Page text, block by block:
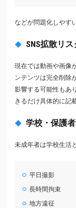
などが問題化しやす
SNS拡散リス
現在では動画や画像
ンテンツは完全削除
影響する可能性もあ
きるだけ具体的に記
学校・保護
未成年者は学校生活
平日撮影
長時間拘束
地方遠征